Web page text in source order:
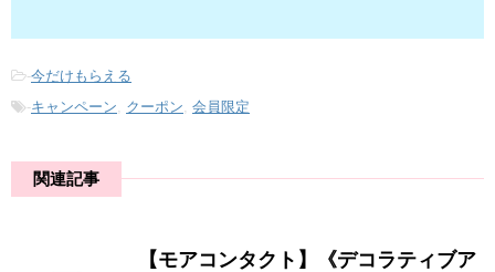
-今だけもらえる
-キャンペーン クーポン 会員限定
関連記事
【モアコンタクト】《デコラティブア